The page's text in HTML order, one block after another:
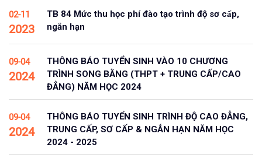
02-11
2023
TB 84 Mức thu học phí đào tạo trình độ sơ cấp,
ngắn hạn
09-04
2024
THÔNG BÁO TUYỂN SINH VÀO 10 CHƯƠNG
TRÌNH SONG BẰNG (THPT + TRUNG CẤP/CAO
ĐẲNG) NĂM HỌC 2024
09-04
2024
THÔNG BÁO TUYỂN SINH TRÌNH ĐỘ CAO ĐẲNG,
TRUNG CẤP, SƠ CẤP & NGẮN HẠN NĂM HỌC
2024 - 2025